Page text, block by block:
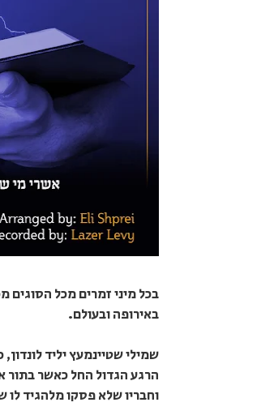
בכל מיני זמרים מכל הסוגים
באירופה ובעולם.
שמילי שטיינמעץ יליד
הרגע הגדול החל כאשר בתור
וחבריו שלא פסקו מלהגיד לו